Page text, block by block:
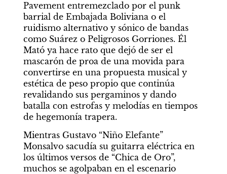
Pavement entremezclado por el punk
barrial de Embajada Boliviana o el
ruidismo alternativo y sónico de bandas
como Suárez o Peligrosos Gorriones. Él
Mató ya hace rato que dejó de ser el
mascarón de proa de una movida para
convertirse en una propuesta musical y
estética de peso propio que continúa
revalidando sus pergaminos y dando
batalla con estrofas y melodías en tiempos
de hegemonía trapera.
Mientras Gustavo “Niño Elefante”
Monsalvo sacudía su guitarra eléctrica en
los últimos versos de “Chica de Oro”,
muchos se agolpaban en el escenario